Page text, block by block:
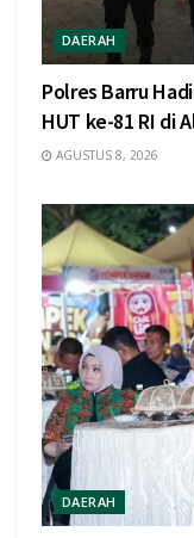
DAERAH
Polres Barru
HUT ke-81 RI di
AGUSTUS 8, 2026
DAERAH